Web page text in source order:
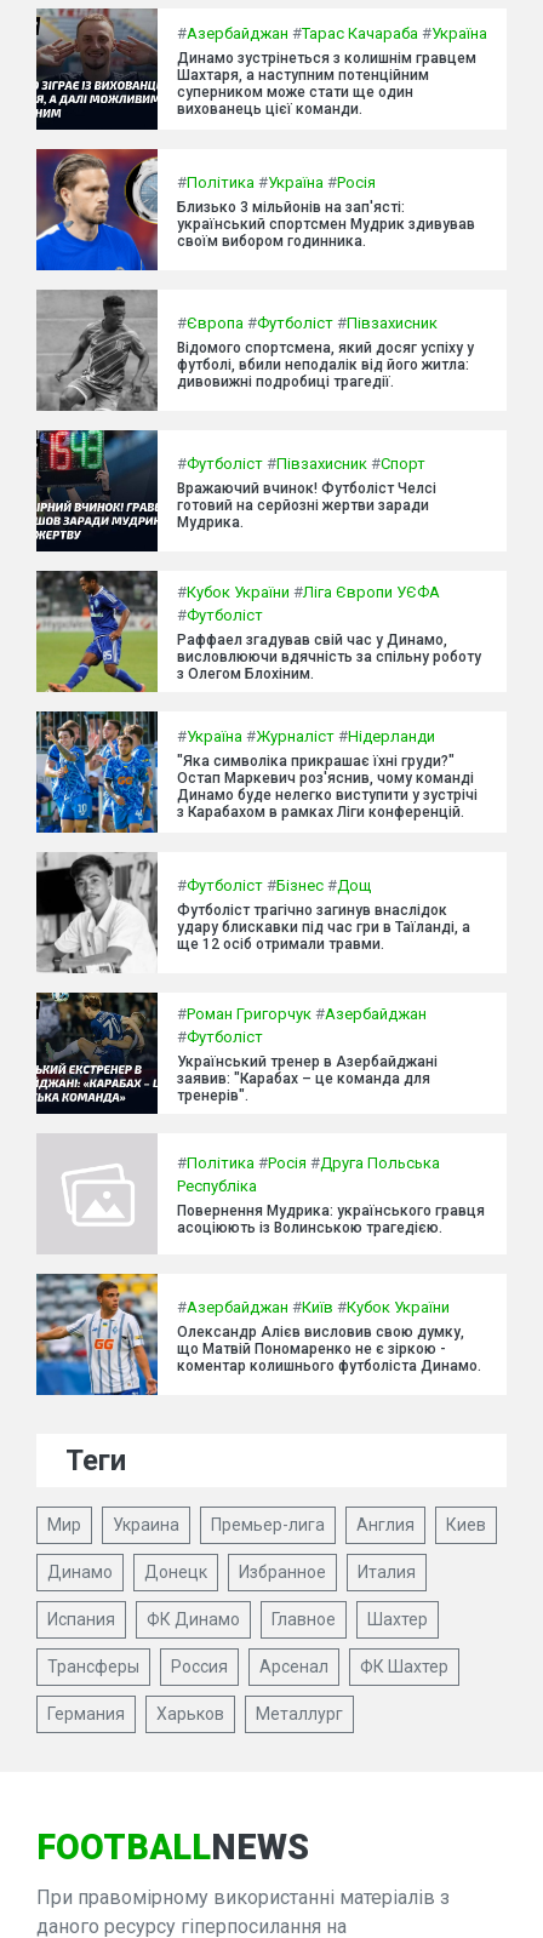
#Азербайджан #Тарас Качараба #Україна
Динамо зустрінеться з колишнім гравцем
Шахтаря, а наступним потенційним
суперником може стати ще один
вихованець цієї команди.
#Політика #Україна #Росія
Близько 3 мільйонів на зап'ясті:
український спортсмен Мудрик здивував
своїм вибором годинника.
#Європа #Футболіст #Півзахисник
Відомого спортсмена, який досяг успіху у
футболі, вбили неподалік від його житла:
дивовижні подробиці трагедії.
#Футболіст #Півзахисник #Спорт
Вражаючий вчинок! Футболіст Челсі
готовий на серйозні жертви заради
Мудрика.
#Кубок України #Ліга Європи УЄФА
#Футболіст
Раффаел згадував свій час у Динамо,
висловлюючи вдячність за спільну роботу
з Олегом Блохіним.
#Україна #Журналіст #Нідерланди
"Яка символіка прикрашає їхні груди?"
Остап Маркевич роз'яснив, чому команді
Динамо буде нелегко виступити у зустрічі
з Карабахом в рамках Ліги конференцій.
#Футболіст #Бізнес #Дощ
Футболіст трагічно загинув внаслідок
удару блискавки під час гри в Таїланді, а
ще 12 осіб отримали травми.
#Роман Григорчук #Азербайджан
#Футболіст
Український тренер в Азербайджані
заявив: "Карабах – це команда для
тренерів".
#Політика #Росія #Друга Польська
Республіка
Повернення Мудрика: українського гравця
асоціюють із Волинською трагедією.
#Азербайджан #Київ #Кубок України
Олександр Алієв висловив свою думку,
що Матвій Пономаренко не є зіркою -
коментар колишнього футболіста Динамо.
Теги
Мир Украина Премьер-лига Англия Киев
Динамо Донецк Избранное Италия
Испания ФК Динамо Главное Шахтер
Трансферы Россия Арсенал ФК Шахтер
Германия Харьков Металлург
FOOTBALLNEWS
При правомірному використанні матеріалів з
даного ресурсу гіперпосилання на